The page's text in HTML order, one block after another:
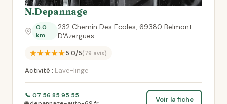
N.Depannage
0.0
km
232 Chemin Des Ecoles, 69380 Belmont-
D'Azergues
★★★★★5.0/5(79 avis)
Activité : Lave-linge
📞 07 56 85 95 55
Voir la fiche